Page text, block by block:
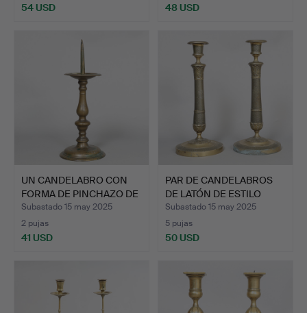
54 USD 48 USD
UN CANDELABRO CON
FORMA DE PINCHAZO DE
LAT…
Subastado 15 may 2025
2 pujas
41 USD
PAR DE CANDELABROS
DE LATÓN DE ESTILO
NEOC…
Subastado 15 may 2025
5 pujas
50 USD